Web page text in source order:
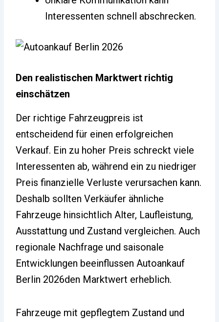
Interessenten schnell abschrecken.
Den realistischen Marktwert richtig
einschätzen
Der richtige Fahrzeugpreis ist
entscheidend für einen erfolgreichen
Verkauf. Ein zu hoher Preis schreckt viele
Interessenten ab, während ein zu niedriger
Preis finanzielle Verluste verursachen kann.
Deshalb sollten Verkäufer ähnliche
Fahrzeuge hinsichtlich Alter, Laufleistung,
Ausstattung und Zustand vergleichen. Auch
regionale Nachfrage und saisonale
Entwicklungen beeinflussen Autoankauf
Berlin 2026den Marktwert erheblich.
Fahrzeuge mit gepflegtem Zustand und